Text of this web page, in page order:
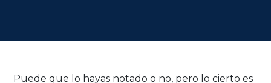
Puede que lo hayas notado o no, pero lo cierto es